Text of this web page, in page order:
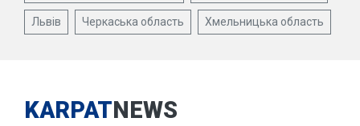
Львів Черкаська область Хмельницька область
KARPATNEWS